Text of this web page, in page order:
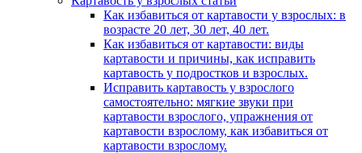
Как избавиться от картавости у взрослых: в
возрасте 20 лет, 30 лет, 40 лет.
Как избавиться от картавости: виды
картавости и причины, как исправить
картавость у подростков и взрослых.
Исправить картавость у взрослого
самостоятельно: мягкие звуки при
картавости взрослого, упражнения от
картавости взрослому, как избавиться от
картавости взрослому.